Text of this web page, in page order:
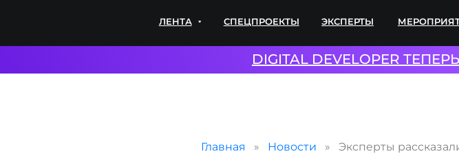
ЭКСПЕРТЫ МЕРОПРИЯТИЯ
СПЕЦПРОЕКТЫ
ЛЕНТА
DIGITAL DEVELOPER
Главная Новости
Эксперты